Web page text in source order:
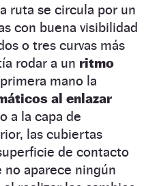
ruta se circula por un
con buena visibilidad
o tres curvas más
rodar a un ritmo
mano la
al enlazar
a la capa de
las cubiertas
de contacto
aparece ningún